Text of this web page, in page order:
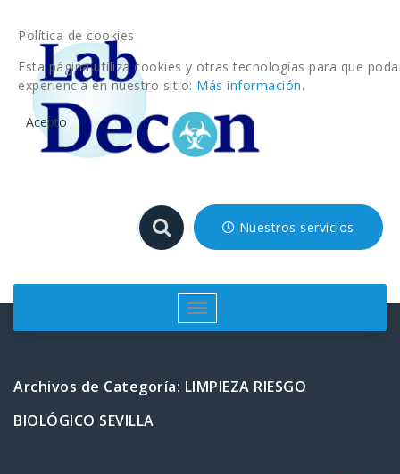
contenido
Nuestros servicios
Cambiar
navegación
Archivos de Categoría: LIMPIEZA RIESGO
BIOLÓGICO SEVILLA
Política de cookies
Esta página utiliza cookies y otras tecnologías para que
experiencia en nuestro sitio: Más información.
Acepto